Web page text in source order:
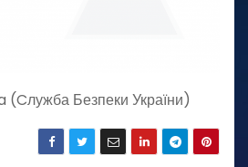
(Cлужба Безпеки України)